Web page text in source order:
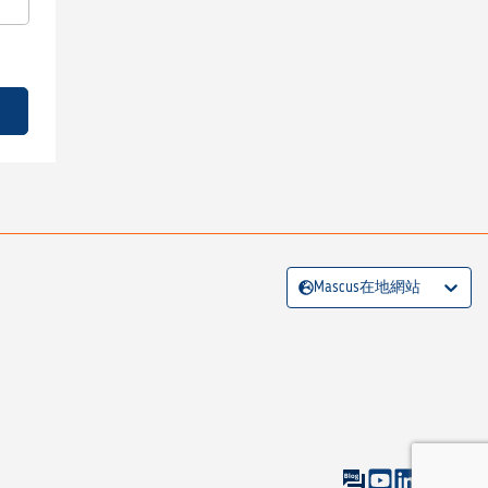
Mascus在地網站